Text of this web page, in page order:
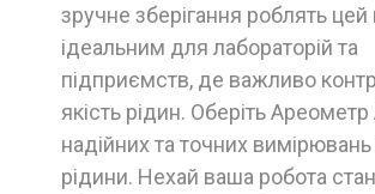
зручне зберігання роблять цей
ідеальним для лабораторій та
підприємств, де важливо
якість рідин. Оберіть
надійних та точних вимірювань
рідини. Нехай ваша робота